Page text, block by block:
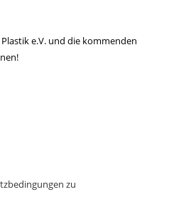
e.V. und die kommenden
zu